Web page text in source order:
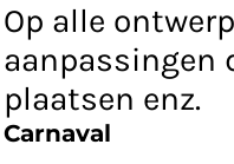
Op alle
aanpassingen
plaatsen enz.
Carnaval